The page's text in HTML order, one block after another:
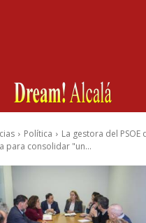
Política
La gestora del PSOE
para consolidar "un...